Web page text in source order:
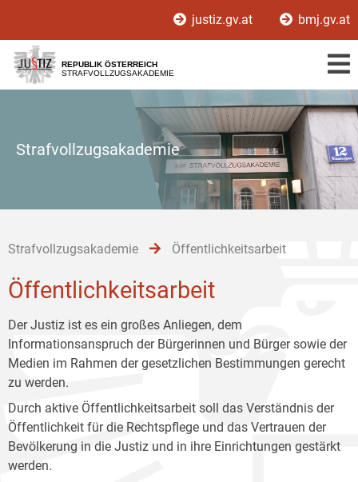
[1]
[2]
[3]
justiz.gv.at bmj.gv.at
REPUBLIK ÖSTERREICH
STRAFVOLLZUGSAKADEMIE
Strafvollzugsakademie
Strafvollzugsakademie Öffentlichkeitsarbeit
Öffentlichkeitsarbeit
Der Justiz ist es ein großes Anliegen, dem
Informationsanspruch der Bürgerinnen und Bürger sowie der
Medien im Rahmen der gesetzlichen Bestimmungen gerecht
zu werden.
Durch aktive Öffentlichkeitsarbeit soll das Verständnis der
Öffentlichkeit für die Rechtspflege und das Vertrauen der
Bevölkerung in die Justiz und in ihre Einrichtungen gestärkt
werden.